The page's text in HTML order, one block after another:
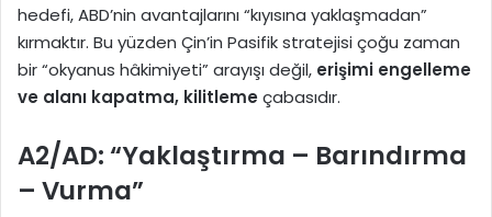
hedefi, ABD’nin avantajlarını “kıyısına yaklaşmadan”
kırmaktır. Bu yüzden Çin’in Pasifik stratejisi çoğu zaman
bir “okyanus hâkimiyeti” arayışı değil, erişimi engelleme
ve alanı kapatma, kilitlemeçabasıdır.
A2/AD: “Yaklaştırma – Barındırma
– Vurma”